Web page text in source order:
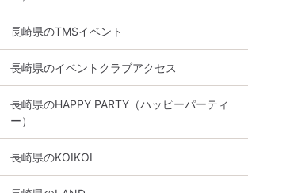
～37歳の男女・料理☆飲放題
付・連絡先交換あり・着席
型】１名参加OK
付・連絡先交換あ
長崎県のTMSイベント
長崎県のイベントクラブアクセス
長崎県のHAPPY PARTY（ハッピーパーティ
ー）
長崎県のKOIKOI